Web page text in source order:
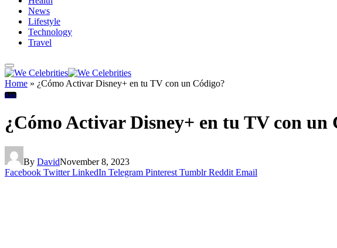
News
Lifestyle
Technology
Travel
Home » ¿Cómo Activar Disney+ en tu TV con un Código?
App
¿Cómo Activar Disney+ en tu TV con un
By DavidNovember 8, 2023
Facebook Twitter LinkedIn Telegram Pinterest Tumblr Reddit Email